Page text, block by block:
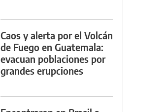
Caos y alerta por el Volcán
de Fuego en Guatemala:
evacuan poblaciones por
grandes erupciones